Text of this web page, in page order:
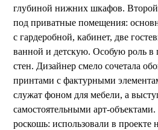
глубиной нижних шкафов. Второй
под приватные помещения:
с гардеробной, кабинет, две
ванной и детскую. Особую роль в
стен. Дизайнер смело сочетала
принтами с фактурными
служат фоном для мебели, а
самостоятельными арт-
роскошь: использовали в проекте